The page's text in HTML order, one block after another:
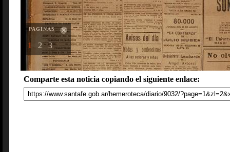
PAGINAS
1 2 3
Comparte esta noticia copiando el siguiente enlace: